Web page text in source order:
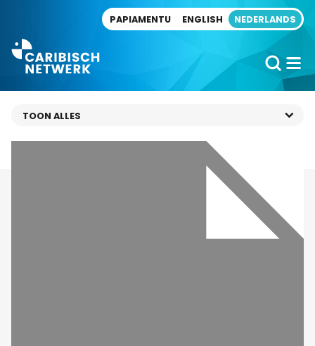
PAPIAMENTU ENGLISH NEDERLANDS